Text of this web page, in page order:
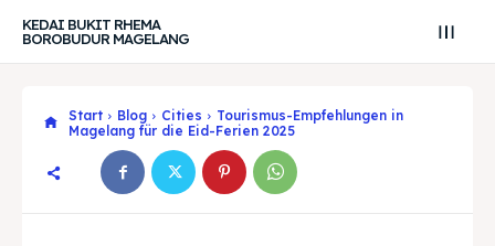
KEDAI BUKIT RHEMA
BOROBUDUR MAGELANG
Start Blog Cities
Tourismus-Empfehlungen in
Magelang für die Eid-Ferien 2025